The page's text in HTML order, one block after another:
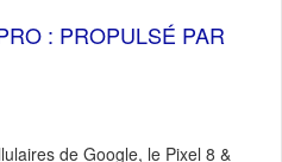
: PROPULSÉ PAR
de Google, le Pixel 8 &